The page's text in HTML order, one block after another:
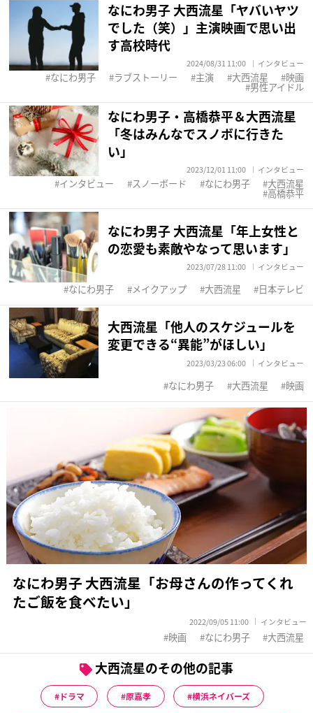
なにわ男子 大西流星「ヤバいヤツ
でした（笑）」主演映画で思い出
す高校時代
2024/08/31 11:00 インタビュー
なにわ男子 ラブストーリー 主演 大西流星 映画
男性アイドル
なにわ男子・高橋恭平＆大西流星
「冬はみんなでスノボに行きた
い」
2023/12/01 11:00 インタビュー
インタビュー スノーボード なにわ男子 大西流星
高橋恭平
なにわ男子 大西流星「年上女性と
の恋愛も素敵やなって思います」
2023/07/28 11:00 インタビュー
なにわ男子 メイクアップ 大西流星 日本テレビ
大西流星「他人のスケジュールを
変更できる“異能”がほしい」
2023/03/23 06:00 インタビュー
なにわ男子 大西流星 映画
なにわ男子 大西流星「お母さんの作ってくれ
たご飯を食べたい」
2022/09/05 11:00 インタビュー
映画 なにわ男子 大西流星
大西流星のその他の記事
ドラマ 原嘉孝 横浜ネイバーズ